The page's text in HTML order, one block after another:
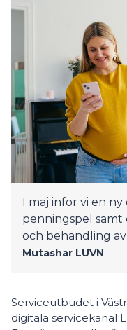
I maj inför vi en
penningspel
och behandling
Mutashar LUVN
Serviceutbudet i
digitala servicekanal